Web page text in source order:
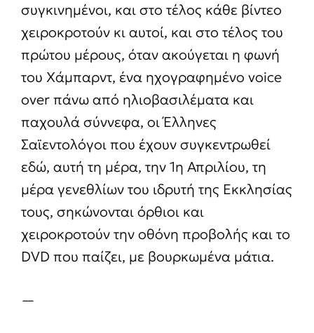
συγκινημένοι, και στο τέλος κάθε βίντεο
χειροκροτούν κι αυτοί, και στο τέλος του
πρώτου μέρους, όταν ακούγεται η φωνή
του Χάμπαρντ, ένα ηχογραφημένο voice
over πάνω από ηλιοβασιλέματα και
παχουλά σύννεφα, οι Έλληνες
Σαϊεντολόγοι που έχουν συγκεντρωθεί
εδώ, αυτή τη μέρα, την 1η Απριλίου, τη
μέρα γενεθλίων του ιδρυτή της Εκκλησίας
τους, σηκώνονται όρθιοι και
χειροκροτούν την οθόνη προβολής και το
DVD που παίζει, με βουρκωμένα μάτια.
—